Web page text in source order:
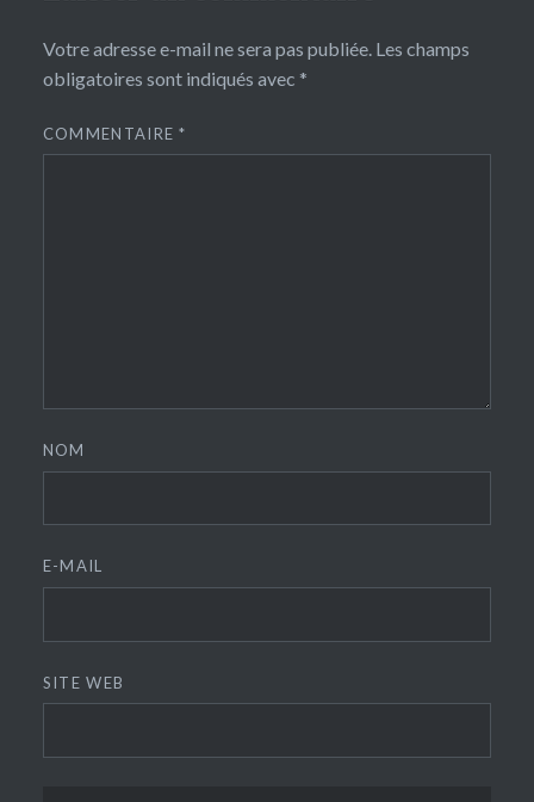
Votre adresse e-mail ne sera pas publiée. Les champs
obligatoires sont indiqués avec *
COMMENTAIRE*
NOM
E-MAIL
SITE WEB